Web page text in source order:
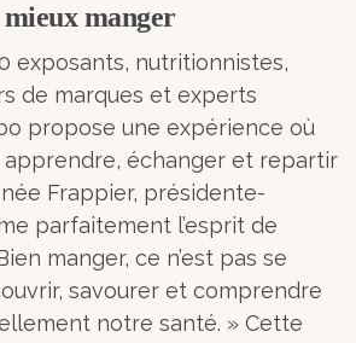
manger
exposants, nutritionnistes,
de marques et experts
propose une expérience où
apprendre, échanger et repartir
Frappier, présidente-
parfaitement l’esprit de
manger, ce n’est pas se
savourer et comprendre
notre santé. » Cette